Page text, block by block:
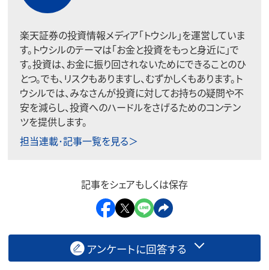
楽天証券の投資情報メディア「トウシル」を運営していま
す。トウシルのテーマは「お金と投資をもっと身近に」で
す。投資は、お金に振り回されないためにできることのひ
とつ。でも、リスクもありますし、むずかしくもあります。ト
ウシルでは、みなさんが投資に対してお持ちの疑問や不
安を減らし、投資へのハードルをさげるためのコンテン
ツを提供します。
担当連載･記事一覧を見る＞
記事をシェアもしくは保存
アンケートに回答する